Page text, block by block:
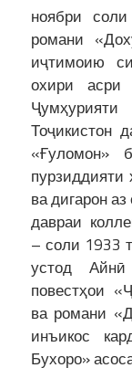
ноябри
романи
иҷтимоию
охири асри
Тоҷикистон
«Ғуломон»
пурзиддияти
ва дигарон
давраи
– соли 1933
устод
повестҳои
ва романи
инъикос
Бухоро»